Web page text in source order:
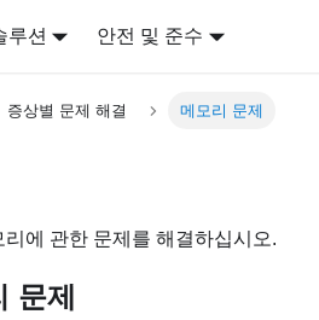
루션 안전 및 준수
증상별 문제 해결 메모리 문제
에 관한 문제를 해결하십시오.
문제